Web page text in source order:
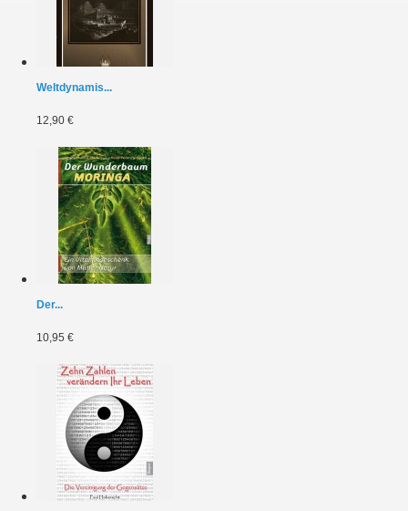
Weltdynamis...
12,90 €
Der...
10,95 €